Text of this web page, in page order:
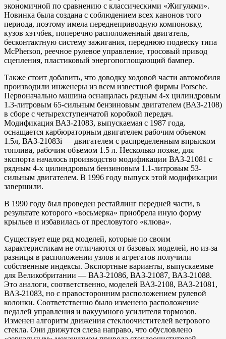
экономичной по сравнению с классическими «Жигулями».
Новинка была создана с соблюдением всех канонов того
периода, поэтому имела переднеприводную компоновку,
кузов хэтчбек, поперечно расположенный двигатель,
бесконтактную систему зажигания, переднюю подвеску типа
McPherson, реечное рулевое управление, тросовый привод
сцепления, пластиковый энергопоглощающий бампер.
Также стоит добавить, что доводку ходовой части автомобиля
производили инженеры из всем известной фирмы Porsche.
Первоначально машина оснащалась рядным 4-х цилиндровым
1.3-литровым 65-сильным бензиновым двигателем (ВАЗ-2108)
в сборе с четырехступенчатой коробкой передач.
Модификация ВАЗ-21083, выпускаемая с 1987 года,
оснащается карбюраторным двигателем рабочим объемом
1.5л, ВАЗ-21083i — двигателем с распределенным впрыском
топлива, рабочим объемом 1.5 л. Несколько позже, для
экспорта началось производство модификации ВАЗ-21081 с
рядным 4-х цилиндровым бензиновым 1.1-литровым 53-
сильным двигателем. В 1996 году выпуск этой модификации
завершили.
В 1990 году был проведен рестайлинг передней части, в
результате которого «восьмерка» приобрела иную форму
крыльев и избавилась от пресловутого «клюва».
Существует еще ряд моделей, которые по своим
характеристикам не отличаются от базовых моделей, но из-за
разницы в расположении узлов и агрегатов получили
собственные индексы. Экспортные варианты, выпускаемые
для Великобритании — ВАЗ-21086, ВАЗ-21087, ВАЗ-21088.
Это аналоги, соответственно, моделей ВАЗ-2108, ВАЗ-21081,
ВАЗ-21083, но с правосторонним расположением рулевой
колонки. Соответственно было изменено расположение
педалей управления и вакуумного усилителя тормозов.
Изменен алгоритм движения стеклоочистителей ветрового
стекла. Они движутся слева направо, что обусловлено